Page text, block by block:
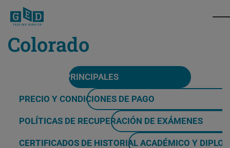
Colorado
POLÍTICAS PRINCIPALES
PRECIO Y CONDICIONES DE PAGO
POLÍTICAS DE RECUPERACIÓN DE EXÁMENES
CERTIFICADOS DE HISTORIAL ACADÉMICO Y